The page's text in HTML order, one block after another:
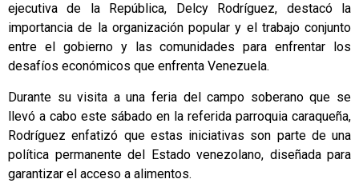
ejecutiva de la República, Delcy Rodríguez, destacó la
importancia de la organización popular y el trabajo conjunto
entre el gobierno y las comunidades para enfrentar los
desafíos económicos que enfrenta Venezuela.
Durante su visita a una feria del campo soberano que se
llevó a cabo este sábado en la referida parroquia caraqueña,
Rodríguez enfatizó que estas iniciativas son parte de una
política permanente del Estado venezolano, diseñada para
garantizar el acceso a alimentos.